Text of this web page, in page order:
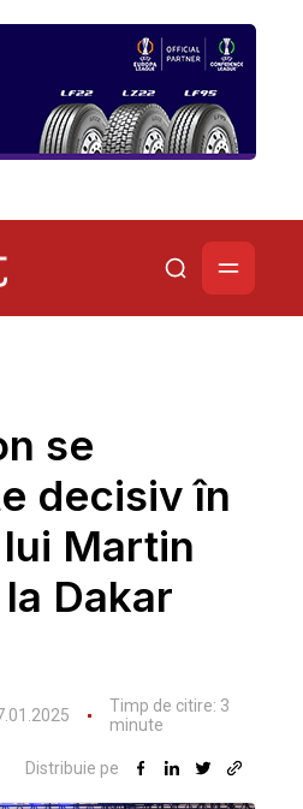
se
decisiv în
Martin
Dakar
Timp de citire: 3
minute
Distribuie pe